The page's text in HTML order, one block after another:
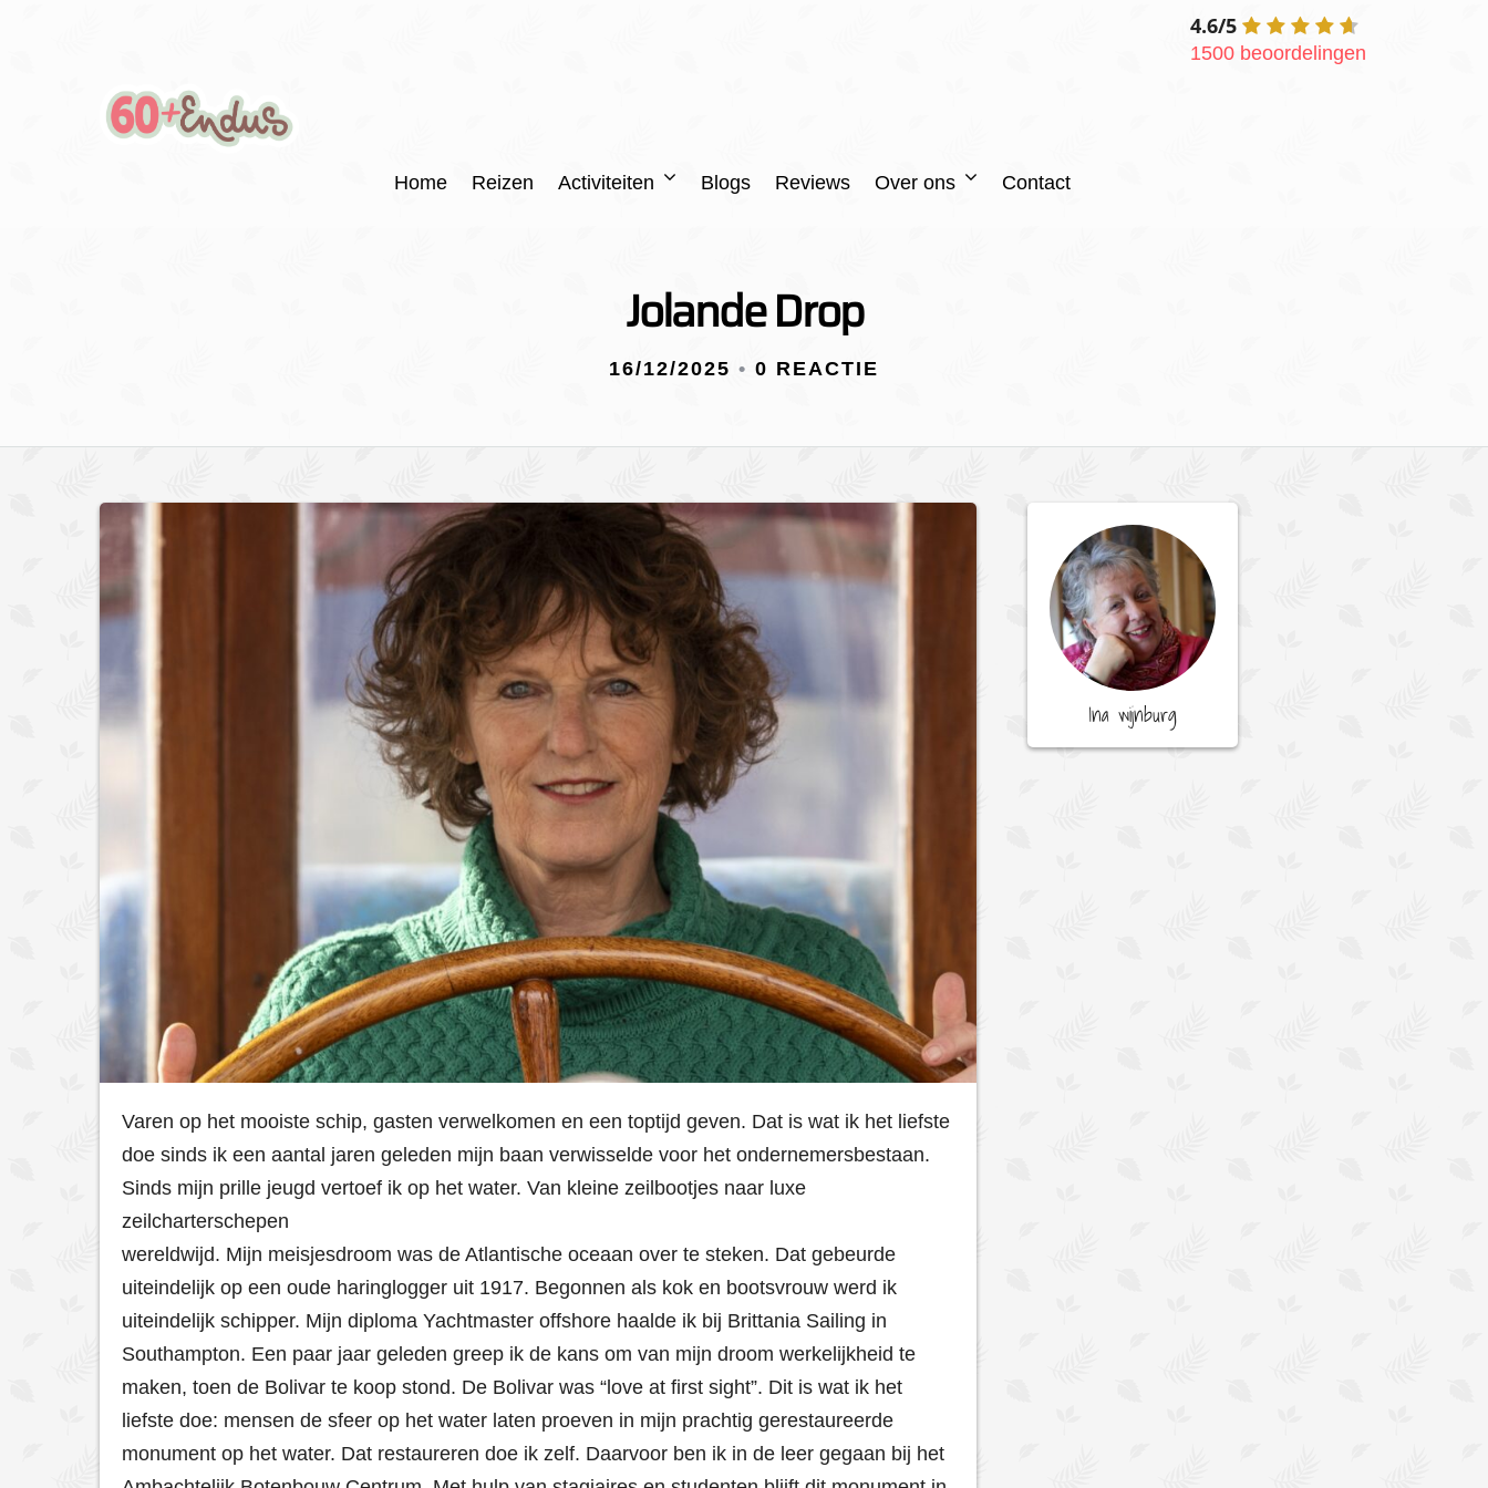
4.6/5
1500 beoordelingen
Home Reizen Activiteiten Blogs Reviews Over ons Contact
Jolande Drop
16/12/2025 • 0 REACTIE
Varen op het mooiste schip, gasten verwelkomen en een toptijd geven. Dat is wat ik het liefste
doe sinds ik een aantal jaren geleden mijn baan verwisselde voor het ondernemersbestaan.
Sinds mijn prille jeugd vertoef ik op het water. Van kleine zeilbootjes naar luxe
zeilcharterschepen
wereldwijd. Mijn meisjesdroom was de Atlantische oceaan over te steken. Dat gebeurde
uiteindelijk op een oude haringlogger uit 1917. Begonnen als kok en bootsvrouw werd ik
uiteindelijk schipper. Mijn diploma Yachtmaster offshore haalde ik bij Brittania Sailing in
Southampton. Een paar jaar geleden greep ik de kans om van mijn droom werkelijkheid te
maken, toen de Bolivar te koop stond. De Bolivar was “love at first sight”. Dit is wat ik het
liefste doe: mensen de sfeer op het water laten proeven in mijn prachtig gerestaureerde
monument op het water. Dat restaureren doe ik zelf. Daarvoor ben ik in de leer gegaan bij het
Ina wijnburg